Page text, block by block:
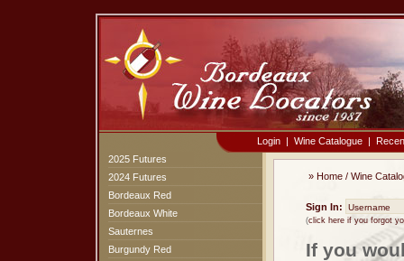
Login | Wine Catalogue |
2025 Futures
2024 Futures
Bordeaux Red
Bordeaux White
Sauternes
Burgundy Red
» Home / Wine
Sign In:
(click here if you forgot
If you